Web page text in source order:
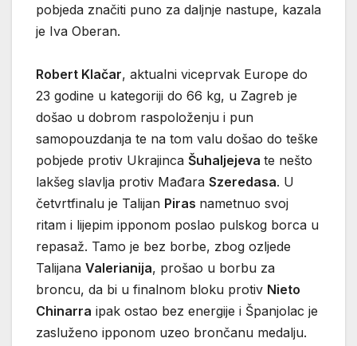
pobjeda značiti puno za daljnje nastupe, kazala
je Iva Oberan.
Robert Klačar, aktualni viceprvak Europe do
23 godine u kategoriji do 66 kg, u Zagreb je
došao u dobrom raspoloženju i pun
samopouzdanja te na tom valu došao do teške
pobjede protiv Ukrajinca Šuhaljejeva te nešto
lakšeg slavlja protiv Mađara Szeredasa. U
četvrtfinalu je Talijan Piras nametnuo svoj
ritam i lijepim ipponom poslao pulskog borca u
repasaž. Tamo je bez borbe, zbog ozljede
Talijana Valerianija, prošao u borbu za
broncu, da bi u finalnom bloku protiv Nieto
Chinarra ipak ostao bez energije i Španjolac je
zasluženo ipponom uzeo brončanu medalju.